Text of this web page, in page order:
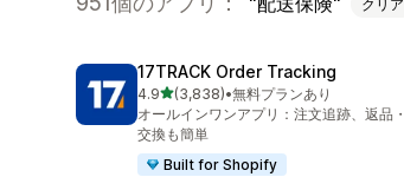
クリア
17TRACK Order Tracking
4.95つ星中
(3,838)
合計レビュー数：3838件
•無料プランあり
オールインワンアプリ：注文追跡、返品・
交換も簡単
Built for Shopify